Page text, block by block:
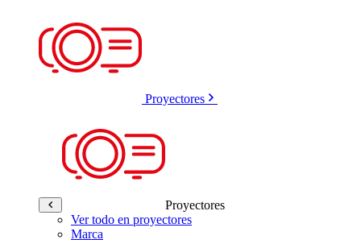
Proyectores
Proyectores
Ver todo en proyectores
Marca